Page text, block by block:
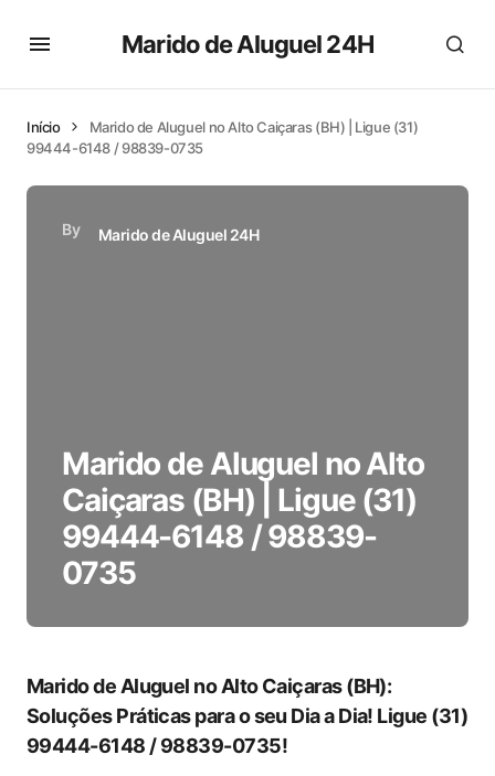
Marido de Aluguel 24H
Início
Marido de Aluguel no Alto Caiçaras (BH) | Ligue (31)
99444-6148 / 98839-0735
By Marido de Aluguel 24H
Marido de Aluguel no Alto
Caiçaras (BH) | Ligue (31)
99444-6148 / 98839-
0735
Marido de Aluguel no Alto Caiçaras (BH):
Soluções Práticas para o seu Dia a Dia! Ligue (31)​
99444-6148 / 98839-0735!